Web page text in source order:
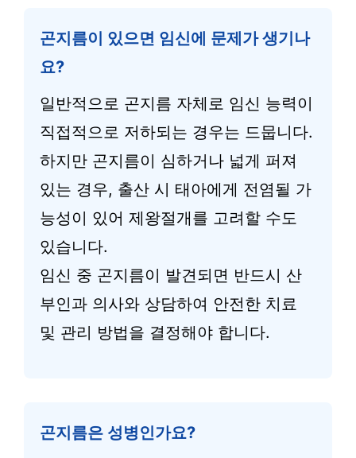
곤지름이 있으면 임신에 문제가 생기나
요?
일반적으로 곤지름 자체로 임신 능력이
직접적으로 저하되는 경우는 드뭅니다.
하지만 곤지름이 심하거나 넓게 퍼져
있는 경우, 출산 시 태아에게 전염될 가
능성이 있어 제왕절개를 고려할 수도
있습니다.
임신 중 곤지름이 발견되면 반드시 산
부인과 의사와 상담하여 안전한 치료
및 관리 방법을 결정해야 합니다.
곤지름은 성병인가요?